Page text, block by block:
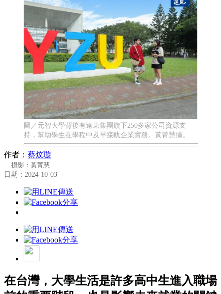
圖／元智大學背後有遠東集團旗下250多家公司資源支
持，幫助學生在學程中及早接軌企業實務。黃菁慧攝。
作者： 蔡炆璇
攝影：黃菁慧
日期：2024-10-03
在台灣，大學生活是許多高中生進入職場